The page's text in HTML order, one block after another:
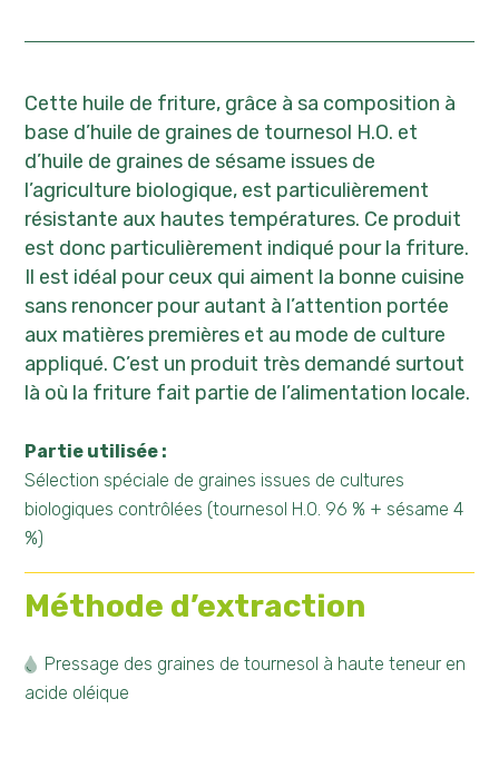
Cette huile de friture, grâce à sa composition à
base d’huile de graines de tournesol H.O. et
d’huile de graines de sésame issues de
l’agriculture biologique, est particulièrement
résistante aux hautes températures. Ce produit
est donc particulièrement indiqué pour la friture.
Il est idéal pour ceux qui aiment la bonne cuisine
sans renoncer pour autant à l’attention portée
aux matières premières et au mode de culture
appliqué. C’est un produit très demandé surtout
là où la friture fait partie de l’alimentation locale.
Partie utilisée :
Sélection spéciale de graines issues de cultures
biologiques contrôlées (tournesol H.O. 96 % + sésame 4
%)
Méthode d’extraction
Pressage des graines de tournesol à haute teneur en
acide oléique